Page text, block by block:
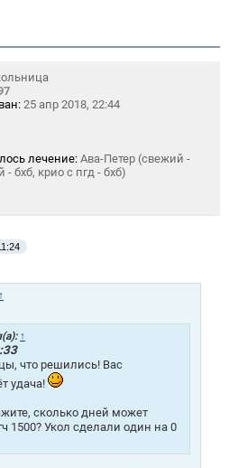
25 апр 2018, 22:44
лечение: Ава-Петер (свежий -
бхб, крио с пгд - бхб)
↑
↑
что решились! Вас
удача!
сколько дней может
1500? Укол сделали один на 0